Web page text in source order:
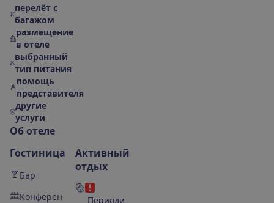
перелёт с
багажом
размещение
в отеле
выбранный
тип питания
помощь
представителя
другие
услуги
Об отеле
Гостиница
Бар
Конферен
Активный
отдых
Периоди